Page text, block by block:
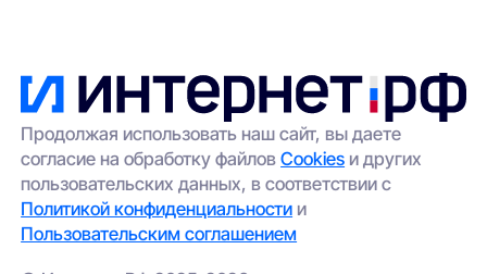
Продолжая использовать наш сайт, вы даете
согласие на обработку файловCookies и других
пользовательских данных, в соответствии с
Политикой конфиденциальности и
Пользовательским соглашением